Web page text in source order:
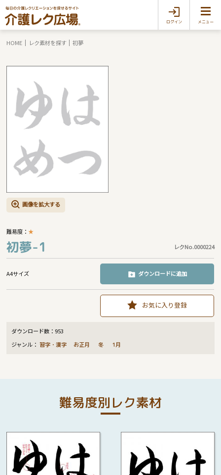
ログイン メニュー
HOME レク素材を探す 初夢
画像を拡大する
難易度：★
初夢-1 レクNo.0000224
A4サイズ ダウンロードに追加
お気に入り登録
ダウンロード数： 953
ジャンル：習字・漢字 お正月 冬 1月
難易度別レク素材